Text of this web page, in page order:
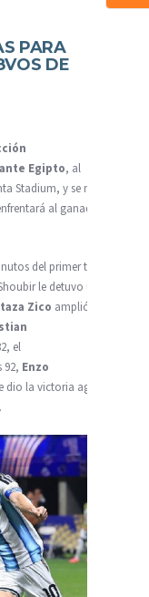
PARA
DE
Egipto, al
Stadium, y se metió
al ganador de
del primer tiempo
le detuvo un
Zico amplió la
el
92, Enzo
dio la victoria agónica